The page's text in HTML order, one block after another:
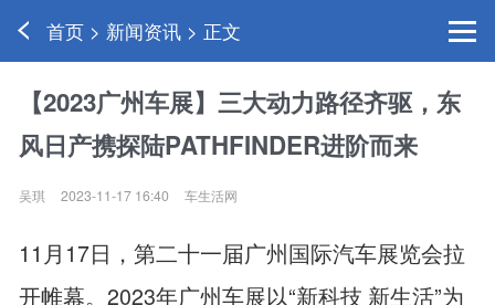
首页 > 新闻资讯 > 正文
【2023广州车展】三大动力路径齐驱，东
风日产携探陆PATHFINDER进阶而来
吴琪 2023-11-17 16:40 车生活网
11月17日，第二十一届广州国际汽车展览会拉
开帷幕。2023年广州车展以“新科技 新生活”为